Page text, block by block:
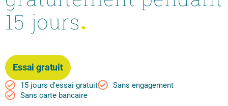
15 jours.
Essai gratuit
15 jours d'essai gratuit
Sans engagement
Sans carte bancaire